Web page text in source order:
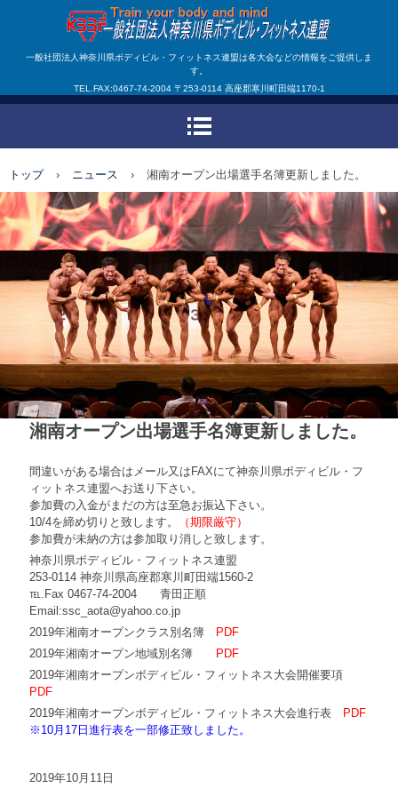
一般社団法人神奈川県ボ
ディビル・フィットネス
連盟
一般社団法人神奈川県ボディビル・フィットネス連盟は各大会などの情報をご提供しま
す。
TEL.FAX:0467-74-2004 〒253-0114 高座郡寒川町田端1170-1
トップ › ニュース › 湘南オープン出場選手名簿更新しました。
湘南オープン出場選手名簿更新しました。
間違いがある場合はメール又はFAXにて神奈川県ボディビル・フ
ィットネス連盟へお送り下さい。
参加費の入金がまだの方は至急お振込下さい。
10/4を締め切りと致します。
（期限厳守）
参加費が未納の方は参加取り消しと致します。
神奈川県ボディビル・フィットネス連盟
253-0114 神奈川県高座郡寒川町田端1560-2
℡.Fax 0467-74-2004 青田正順
Email:ssc_aota@yahoo.co.jp
2019年湘南オープンクラス別名簿
PDF
2019年湘南オープン地域別名簿
PDF
2019年湘南オープンボディビル・フィットネス大会開催要項
PDF
2019年湘南オープンボディビル・フィットネス大会進行表
PDF
※10月17日進行表を一部修正致しました。
2019年10月11日